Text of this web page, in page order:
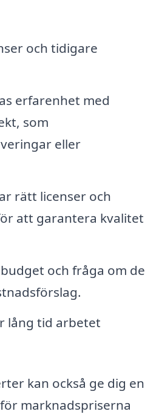
och tidigare
erfarenhet med
som
eller
rätt licenser och
att garantera kvalitet
och fråga om de
lång tid arbetet
kan också ge dig en
marknadspriserna